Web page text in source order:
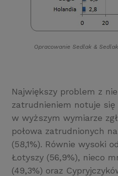
Opracowanie Sedlak &
Największy problem z
zatrudnieniem notuje
w wyższym wymiarze
połowa zatrudnionych
(58,1%). Równie wysoki
Łotyszy (56,9%), nieco
(49,3%) oraz